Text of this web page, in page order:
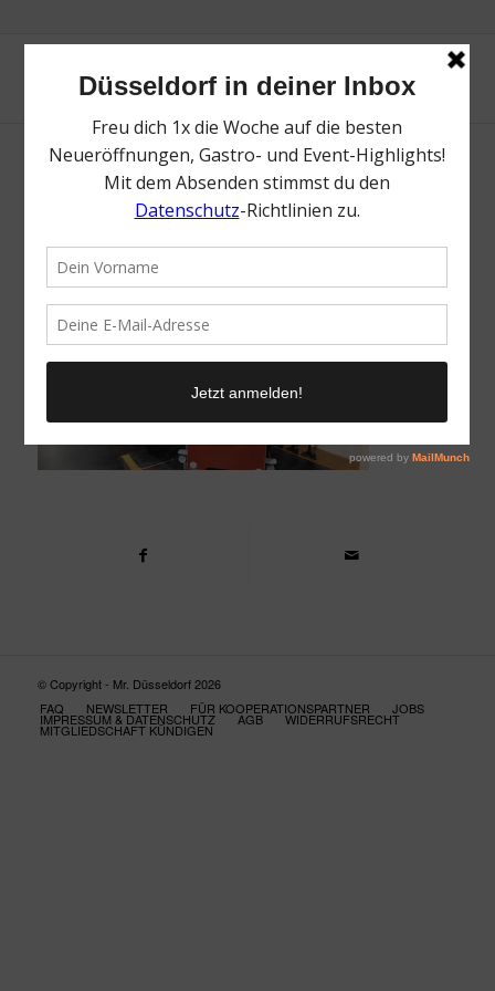
Lastenrad-Fabrik
14. August 2024 /
© Copyright - Mr. Düsseldorf 2026
FAQ
NEWSLETTER FÜR KOOPERATIONSPARTNER JOBS
IMPRESSUM & DATENSCHUTZ AGB WIDERRUFSRECHT
MITGLIEDSCHAFT KÜNDIGEN